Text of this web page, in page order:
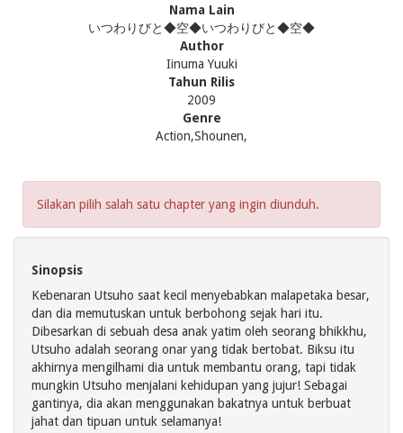
Nama Lain
いつわりびと◆空◆いつわりびと◆空◆
Author
Iinuma Yuuki
Tahun Rilis
2009
Genre
Action,Shounen,
Silakan pilih salah satu chapter yang ingin diunduh.
Sinopsis
Kebenaran Utsuho saat kecil menyebabkan malapetaka besar,
dan dia memutuskan untuk berbohong sejak hari itu.
Dibesarkan di sebuah desa anak yatim oleh seorang bhikkhu,
Utsuho adalah seorang onar yang tidak bertobat. Biksu itu
akhirnya mengilhami dia untuk membantu orang, tapi tidak
mungkin Utsuho menjalani kehidupan yang jujur! Sebagai
gantinya, dia akan menggunakan bakatnya untuk berbuat
jahat dan tipuan untuk selamanya!